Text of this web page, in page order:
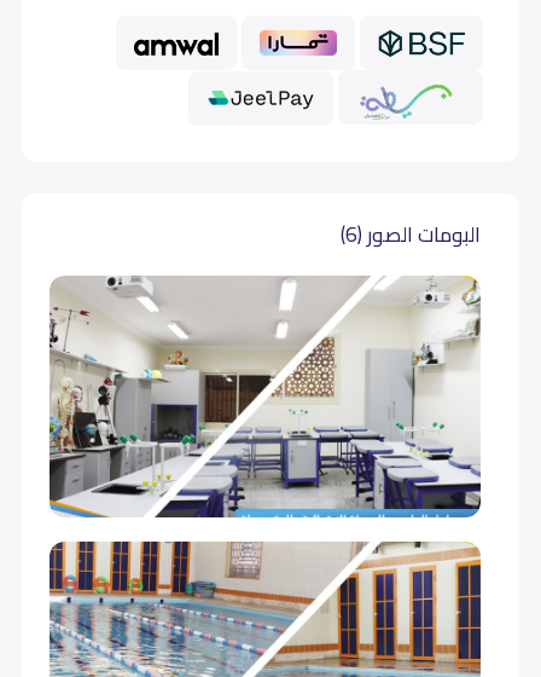
ثالث متوسط (Grade 9)
أول ثانوي (Grade 10) 22,000
22,000
ثاني ثانوي (Grade 11) 22,000
19,000
ثالث ثانوي (Grade 12) 22,000
22,000
البومات الصور (6)